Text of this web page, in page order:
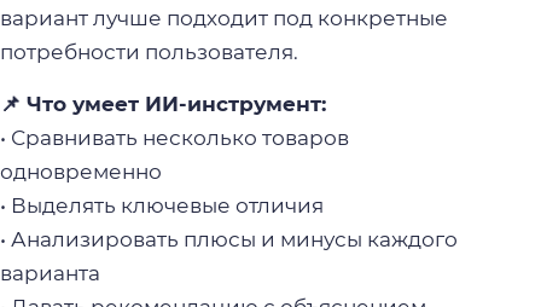
вариант лучше подходит под конкретные
потребности пользователя.
📌 Что умеет ИИ-инструмент:
• Сравнивать несколько товаров
одновременно
• Выделять ключевые отличия
• Анализировать плюсы и минусы каждого
варианта